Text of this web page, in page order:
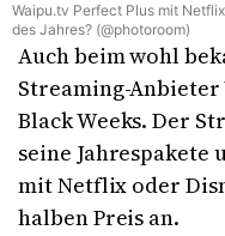
Waipu.tv Perfect Plus mit
des Jahres? (@photoroom)
Auch beim wohl
Streaming-
Black Weeks. Der
seine Jahrespakete
mit Netflix oder
halben Preis an.